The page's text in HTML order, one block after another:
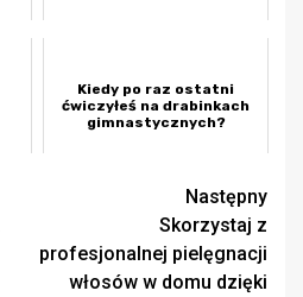
Kiedy po raz ostatni
ćwiczyłeś na drabinkach
gimnastycznych?
Następny
Skorzystaj z
profesjonalnej pielęgnacji
włosów w domu dzięki